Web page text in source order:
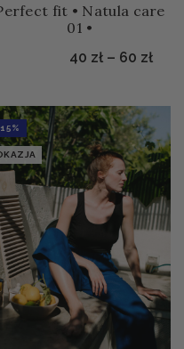
fit • Natula care
01 •
40 zł – 60 zł